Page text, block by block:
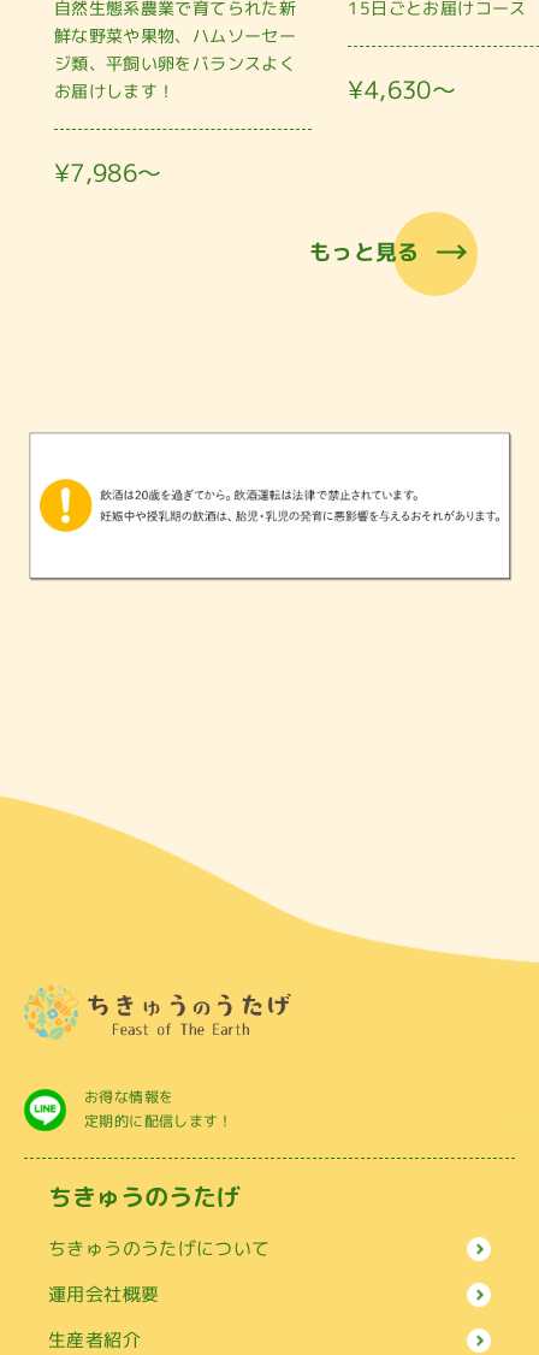
自然生態系農業で育てられた新
鮮な野菜や果物、ハムソーセー
ジ類、平飼い卵をバランスよく
お届けします！
¥7,986〜
15日ごとお届けコース
¥4,630〜
もっと見る
お得な情報を
定期的に配信します！
ちきゅうのうたげ
ちきゅうのうたげについて
運用会社概要
生産者紹介